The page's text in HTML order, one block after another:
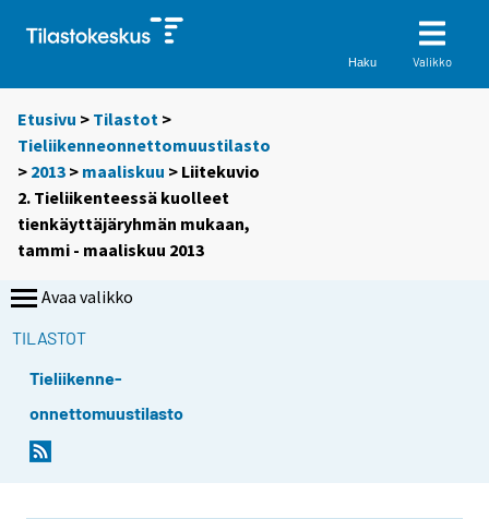
Haku Valikko
Etusivu > Tilastot >
Tieliikenneonnettomuustilasto
> 2013 > maaliskuu > Liitekuvio
2. Tieliikenteessä kuolleet
tienkäyttäjäryhmän mukaan,
tammi - maaliskuu 2013
Avaa valikko
TILASTOT
Tieliikenne-
onnettomuustilasto